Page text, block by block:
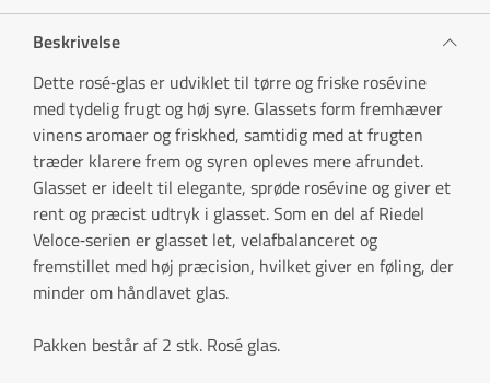
Beskrivelse
Dette rosé‑glas er udviklet til tørre og friske rosévine
med tydelig frugt og høj syre. Glassets form fremhæver
vinens aromaer og friskhed, samtidig med at frugten
træder klarere frem og syren opleves mere afrundet.
Glasset er ideelt til elegante, sprøde rosévine og giver et
rent og præcist udtryk i glasset. Som en del af Riedel
Veloce‑serien er glasset let, velafbalanceret og
fremstillet med høj præcision, hvilket giver en føling, der
minder om håndlavet glas.
Pakken består af 2 stk. Rosé glas.